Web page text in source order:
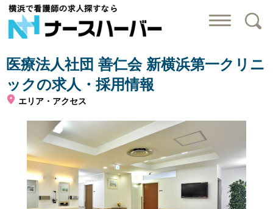
医療法人社団 善仁会 新横浜第一クリニ
ックの求人・採用情報
エリア・アクセス